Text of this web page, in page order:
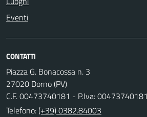
Eventi
CONTATTI
Piazza G. Bonacossa n. 3
27020 Dorno (PV)
C.F. 00473740181 - P.Iva: 00473740181
Telefono:(+39) 0382.84003